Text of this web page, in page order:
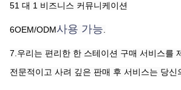
51 대 1 비즈니스 커뮤니케이션
6OEM/ODM사용 가능
7.우리는 편리한 한 스테이션 구매 서비스를
전문적이고 사려 깊은 판매 후 서비스는 당신